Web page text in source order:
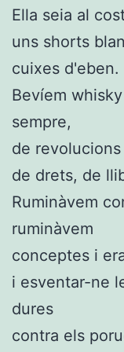
Ella seia al
uns shorts
cuixes d'eben.
Bevíem
sempre,
de
de drets, de
Ruminàvem
ruminàvem
conceptes i
i esventar-ne
dures
contra els